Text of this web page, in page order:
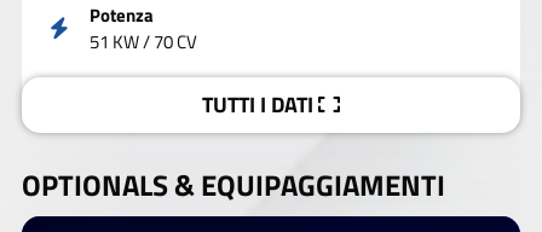
Potenza
51 KW / 70 CV
TUTTI I DATI
OPTIONALS &EQUIPAGGIAMENTI